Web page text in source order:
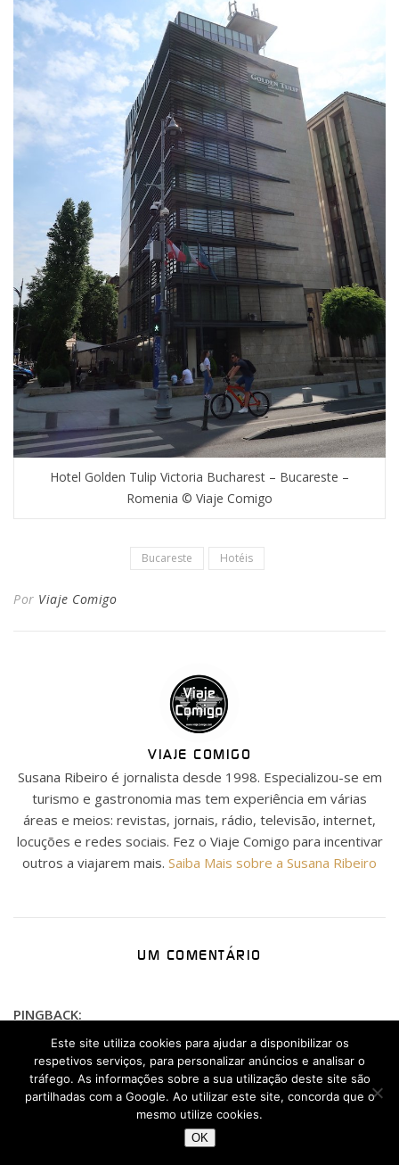
Hotel Golden Tulip Victoria Bucharest – Bucareste –
Romenia © Viaje Comigo
Bucareste Hotéis
Por Viaje Comigo
VIAJE COMIGO
Susana Ribeiro é jornalista desde 1998. Especializou-se em
turismo e gastronomia mas tem experiência em várias
áreas e meios: revistas, jornais, rádio, televisão, internet,
locuções e redes sociais. Fez o Viaje Comigo para incentivar
outros a viajarem mais. Saiba Mais sobre a Susana Ribeiro
UM COMENTÁRIO
PINGBACK:
Shhh... alguns segredos de Bucareste, Roménia | Viaje
Comigo
Este site utiliza cookies para ajudar a disponibilizar os
respetivos serviços, para personalizar anúncios e analisar o
tráfego. As informações sobre a sua utilização deste site são
partilhadas com a Google. Ao utilizar este site, concorda que o
mesmo utilize cookies.
OK